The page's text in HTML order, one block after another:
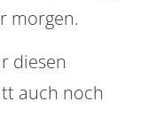
morgen.
diesen
auch noch